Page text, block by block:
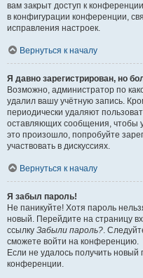
вам закрыт доступ к
в конфигурации конференции,
исправления настроек.
Вернуться к началу
Я давно зарегистрирован, но
Возможно, администратор по
удалил вашу учётную запись.
периодически удаляют
оставляющих сообщения, чтобы
это произошло, попробуйте
участвовать в дискуссиях.
Вернуться к началу
Я забыл пароль!
Не паникуйте! Хотя пароль
новый. Перейдите на страницу
ссылку Забыли пароль?.
сможете войти на конференцию.
Если не удалось получить
конференции.